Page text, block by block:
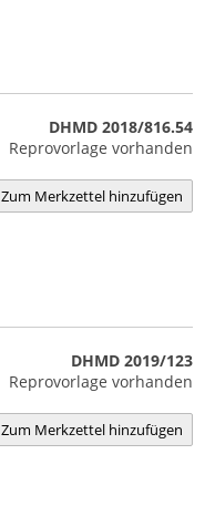
DHMD 2018/816.54
Reprovorlage vorhanden
Zum Merkzettel hinzufügen
DHMD 2019/123
Reprovorlage vorhanden
Zum Merkzettel hinzufügen